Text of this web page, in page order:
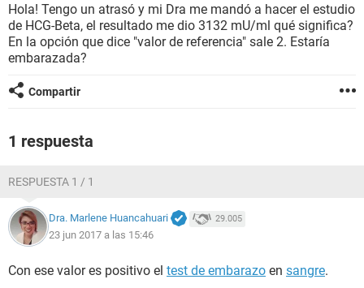
BIENESTAR
SEXUALIDAD
GLOSARIO
Hola! Tengo un atrasó y mi Dra me mandó a hacer el estudio
de HCG-Beta, el resultado me dio 3132 mU/ml qué significa?
En la opción que dice "valor de referencia" sale 2. Estaría
embarazada?
Compartir
1 respuesta
RESPUESTA 1 / 1
Dra. Marlene Huancahuari 29.005
23 jun 2017 a las 15:46
Con ese valor es positivo el test de embarazo en sangre.